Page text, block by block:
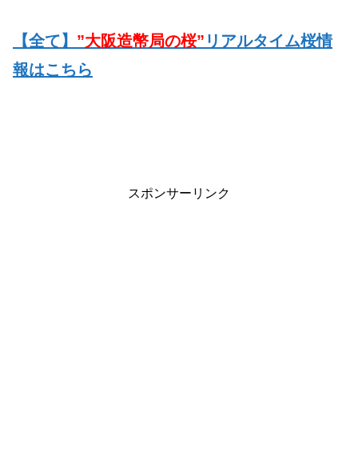
【全て】 ”大阪造幣局の桜” リアルタイム桜情
報はこちら
スポンサーリンク